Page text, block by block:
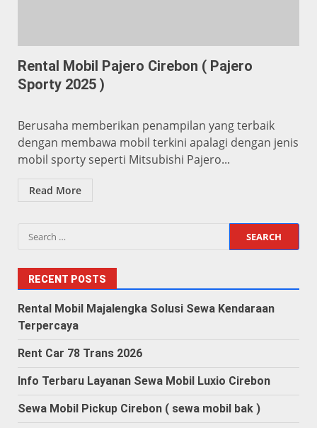
Rental Mobil Pajero Cirebon ( Pajero
Sporty 2025 )
Berusaha memberikan penampilan yang terbaik
dengan membawa mobil terkini apalagi dengan jenis
mobil sporty seperti Mitsubishi Pajero...
Read More
Search
RECENT POSTS
Rental Mobil Majalengka Solusi Sewa Kendaraan
Terpercaya
Rent Car 78 Trans 2026
Info Terbaru Layanan Sewa Mobil Luxio Cirebon
Sewa Mobil Pickup Cirebon ( sewa mobil bak )